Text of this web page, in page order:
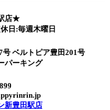
店★
日:毎週木曜日
ベルトピア豊田201号
パーキング
新豊田駅店